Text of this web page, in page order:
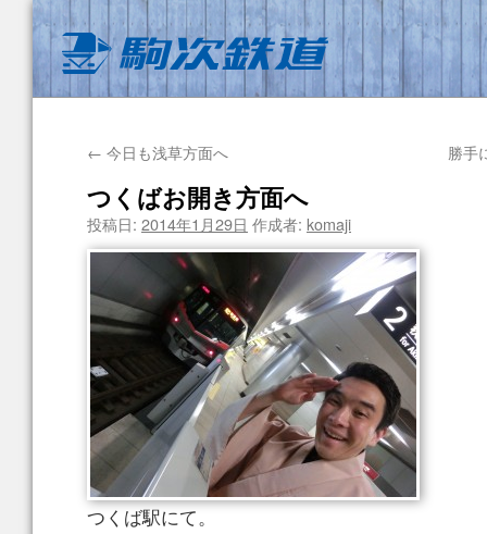
← 今日も浅草方面へ 勝手
つくばお開き方面へ
投稿日: 2014年1月29日 作成者: komaji
つくば駅にて。